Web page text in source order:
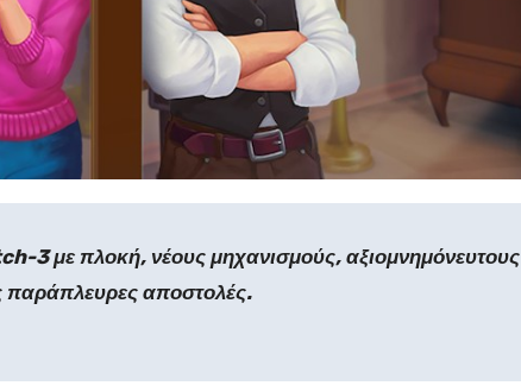
3 με πλοκή, νέους μηχανισμούς, αξιομνημόνευτους
παράπλευρες αποστολές.